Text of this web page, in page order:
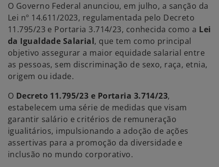
n
v
a
g
i
n
v
a
g
i
n
o
v
g
i
a
O Governo Federal anunciou, em julho, a sanção da
Lei nº 14.611/2023, regulamentada pelo Decreto
11.795/23 e Portaria 3.714/23, conhecida como a Lei
da Igualdade Salarial, que tem como principal
objetivo assegurar a maior equidade salarial entre
as pessoas, sem discriminação de sexo, raça, etnia,
origem ou idade.
O Decreto 11.795/23 e Portaria 3.714/23,
estabelecem uma série de medidas que visam
garantir salário e critérios de remuneração
igualitários, impulsionando a adoção de ações
assertivas para a promoção da diversidade e
inclusão no mundo corporativo.